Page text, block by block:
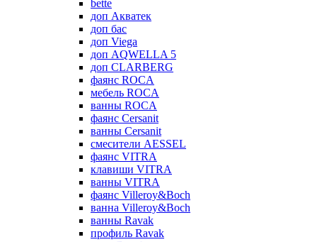
bette
доп Акватек
доп бас
доп Viega
доп AQWELLA 5
доп CLARBERG
фаянс ROCA
мебель ROCA
ванны ROCA
фаянс Cersanit
ванны Cersanit
смесители AESSEL
фаянс VITRA
клавиши VITRA
ванны VITRA
фаянс Villeroy&Boch
ванна Villeroy&Boch
ванны Ravak
профиль Ravak